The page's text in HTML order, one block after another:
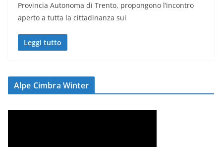
Provincia Autonoma di Trento, propongono l’incontro
aperto a tutta la cittadinanza sui
Leggi tutto
Alpe Cimbra Winter